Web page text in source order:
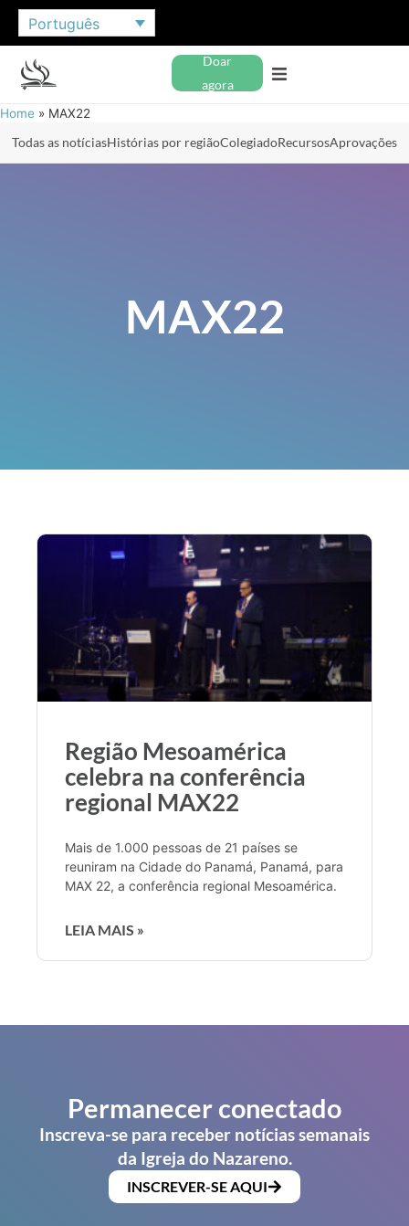
Português
Doar
agora
Home » MAX22
Todas as notíciasHistórias por regiãoColegiadoRecursosAprovações
MAX22
Região Mesoamérica
celebra na conferência
regional MAX22
Mais de 1.000 pessoas de 21 países se
reuniram na Cidade do Panamá, Panamá, para
MAX 22, a conferência regional Mesoamérica.
LEIA MAIS »
Permanecer conectado
Inscreva-se para receber notícias semanais
da Igreja do Nazareno.
INSCREVER-SE AQUI